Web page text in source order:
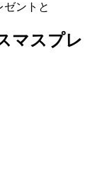
ントと
マスプレ